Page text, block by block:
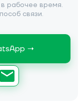
рабочее время.
связи.
→